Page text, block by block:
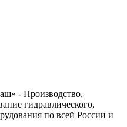
- Производство,
гидравлического,
по всей России и